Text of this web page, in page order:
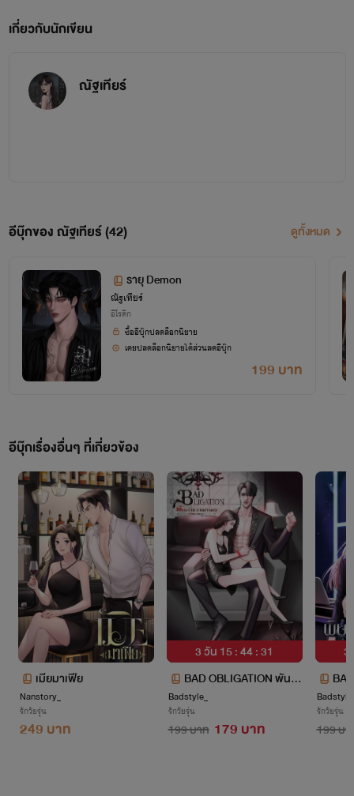
เกี่ยวกับนักเขียน
ณัฐเทียร์
🖋🍀แต่งนิยายครั้งแรก 28 พฤศจิกายน 2562🍀
อีบุ๊กของ ณัฐเทียร์ (42) ดูทั้งหมด
รายุ Demon
ณัฐเทียร์
อีโรติก
199 บาท
ซื้ออีบุ๊กปลดล็อกนิยาย
เคยปลดล็อกนิยายได้ส่วนลดอีบุ๊ก
อีบุ๊กเรื่องอื่นๆ ที่เกี่ยวข้อง
เมียมาเฟีย
Nanstory_
รักวัยรุ่น
249 บาท
3 วัน 15 : 44 : 31
BAD OBLIGATION พันธะ
ร้าย นายสารเลว
Badstyle_
รักวัยรุ่น
199 บาท 179 บาท
3
ษรั
รักวัยรุ่น
199 บ